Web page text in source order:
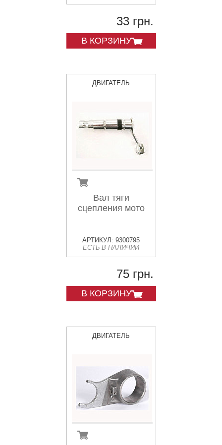
33 грн.
В КОРЗИНУ
ДВИГАТЕЛЬ
Вал тяги
сцепления мото
АРТИКУЛ: 9300795
ЕСТЬ В НАЛИЧИИ
75 грн.
В КОРЗИНУ
ДВИГАТЕЛЬ